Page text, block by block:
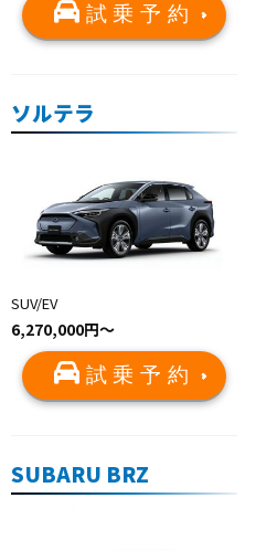
試乗予約
ソルテラ
SUV/EV
6,270,000円〜
試乗予約
SUBARU BRZ